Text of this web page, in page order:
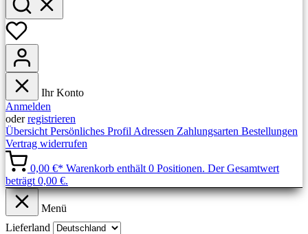
Ihr Konto
Anmelden
oderregistrieren
Übersicht Persönliches Profil Adressen Zahlungsarten Bestellungen
Vertrag widerrufen
0,00 €* Warenkorb enthält 0 Positionen. Der Gesamtwert
beträgt 0,00 €.
Menü
Lieferland